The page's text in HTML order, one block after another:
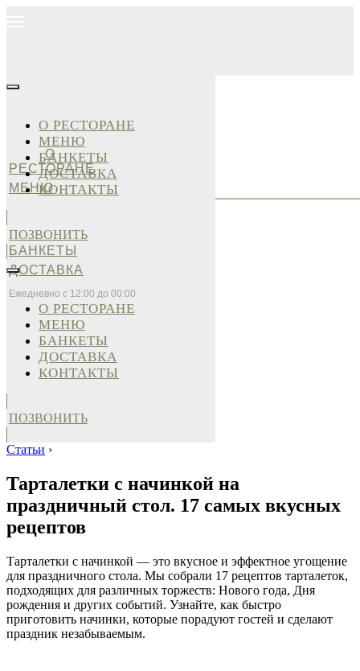
О
РЕСТОРАНЕ
МЕНЮ
БАНКЕТЫ
ДОСТАВКА
Ежедневно с 12:00 до 00:00
О РЕСТОРАНЕ
МЕНЮ
БАНКЕТЫ
ДОСТАВКА
КОНТАКТЫ
ПОЗВОНИТЬ
О РЕСТОРАНЕ
МЕНЮ
БАНКЕТЫ
ДОСТАВКА
КОНТАКТЫ
ПОЗВОНИТЬ
Статьи ›
Тарталетки с начинкой на
праздничный стол. 17 самых вкусных
рецептов
Тарталетки с начинкой — это вкусное и эффектное угощение
для праздничного стола. Мы собрали 17 рецептов тарталеток,
подходящих для различных торжеств: Нового года, Дня
рождения и других событий. Узнайте, как быстро
приготовить начинки, которые порадуют гостей и сделают
праздник незабываемым.